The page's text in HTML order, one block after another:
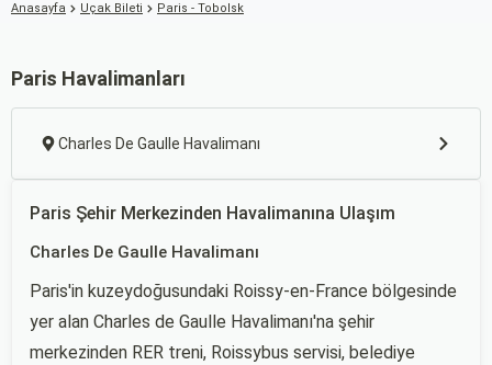
Anasayfa Uçak Bileti Paris - Tobolsk
Paris Havalimanları
Charles De Gaulle Havalimanı
Paris Şehir Merkezinden Havalimanına Ulaşım
Charles De Gaulle Havalimanı
Paris'in kuzeydoğusundaki Roissy-en-France bölgesinde
yer alan Charles de Gaulle Havalimanı'na şehir
merkezinden RER treni, Roissybus servisi, belediye